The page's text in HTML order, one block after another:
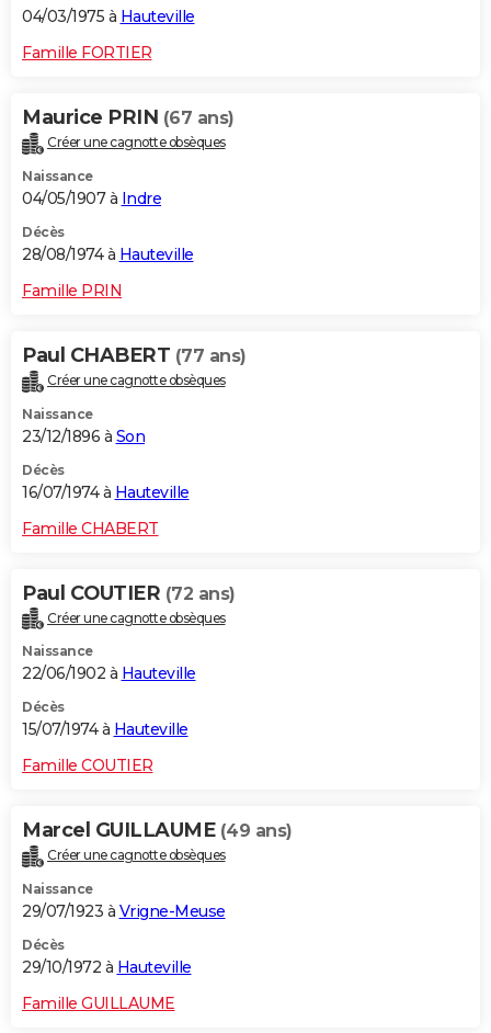
04/03/1975 à Hauteville
Famille FORTIER
Maurice PRIN (67 ans)
Créer une cagnotte obsèques
Naissance
04/05/1907 à Indre
Décès
28/08/1974 à Hauteville
Famille PRIN
Paul CHABERT (77 ans)
Créer une cagnotte obsèques
Naissance
23/12/1896 à Son
Décès
16/07/1974 à Hauteville
Famille CHABERT
Paul COUTIER (72 ans)
Créer une cagnotte obsèques
Naissance
22/06/1902 à Hauteville
Décès
15/07/1974 à Hauteville
Famille COUTIER
Marcel GUILLAUME (49 ans)
Créer une cagnotte obsèques
Naissance
29/07/1923 à Vrigne-Meuse
Décès
29/10/1972 à Hauteville
Famille GUILLAUME